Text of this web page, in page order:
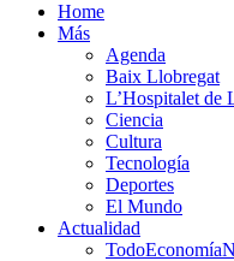
Home
Más
Agenda
Baix Llobregat
L’Hospitalet de
Ciencia
Cultura
Tecnología
Deportes
El Mundo
Actualidad
TodoEconomía